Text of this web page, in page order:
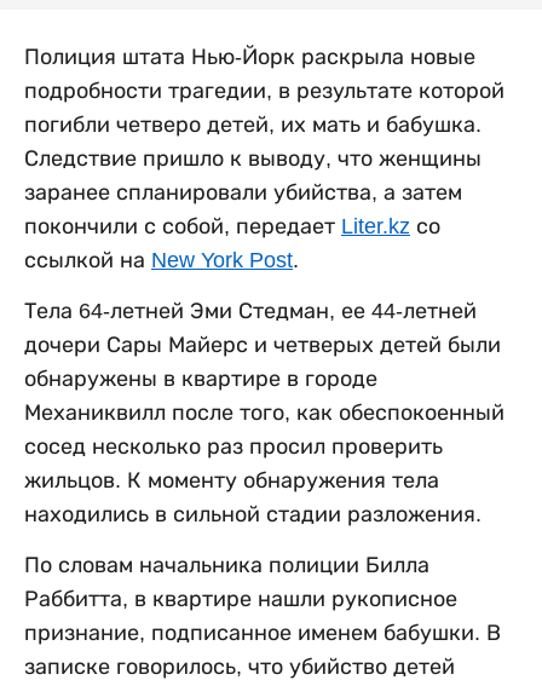
Полиция штата Нью-Йорк раскрыла новые
подробности трагедии, в результате которой
погибли четверо детей, их мать и бабушка.
Следствие пришло к выводу, что женщины
заранее спланировали убийства, а затем
покончили с собой, передает Liter.kz со
ссылкой на New York Post.
Тела 64-летней Эми Стедман, ее 44-летней
дочери Сары Майерс и четверых детей были
обнаружены в квартире в городе
Механиквилл после того, как обеспокоенный
сосед несколько раз просил проверить
жильцов. К моменту обнаружения тела
находились в сильной стадии разложения.
По словам начальника полиции Билла
Раббитта, в квартире нашли рукописное
признание, подписанное именем бабушки. В
записке говорилось, что убийство детей